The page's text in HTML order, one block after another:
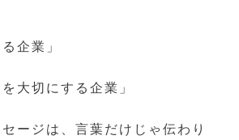
企業」
大切にする企業」
ージは、言葉だけじゃ伝わり